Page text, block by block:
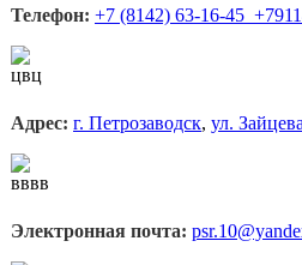
Телефон: +7 (8142) 63-16-45
Адрес: г. Петрозаводск, ул.
Электронная почта: